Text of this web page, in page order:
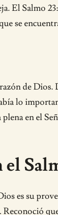
El Salmo
se
de Dios.
lo
en el
es su